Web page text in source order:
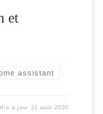
et
assistant
Mis à jour31 août 2020